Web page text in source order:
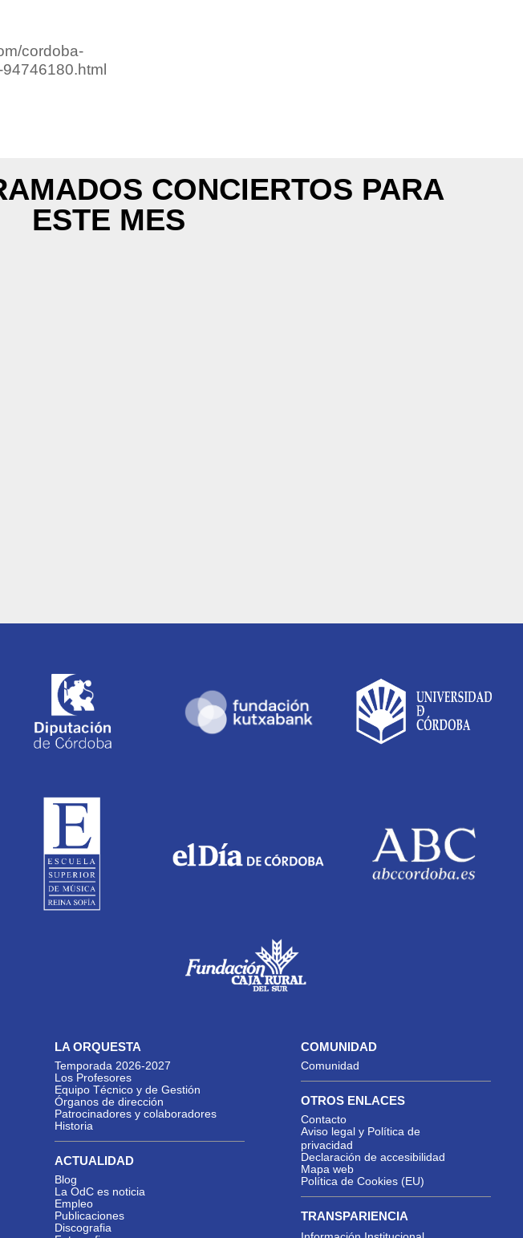
cordoba-
CONCIERTOS PARA
ESTE MES
LA ORQUESTA
Temporada 2026-2027
Los Profesores
Equipo Técnico y de Gestión
Órganos de dirección
Patrocinadores y colaboradores
Historia
ACTUALIDAD
Blog
La OdC es noticia
Empleo
Publicaciones
Discografia
COMUNIDAD
Comunidad
OTROS ENLACES
Contacto
Aviso legal y Política de
privacidad
Declaración de accesibilidad
Mapa web
Política de Cookies (EU)
TRANSPARIENCIA